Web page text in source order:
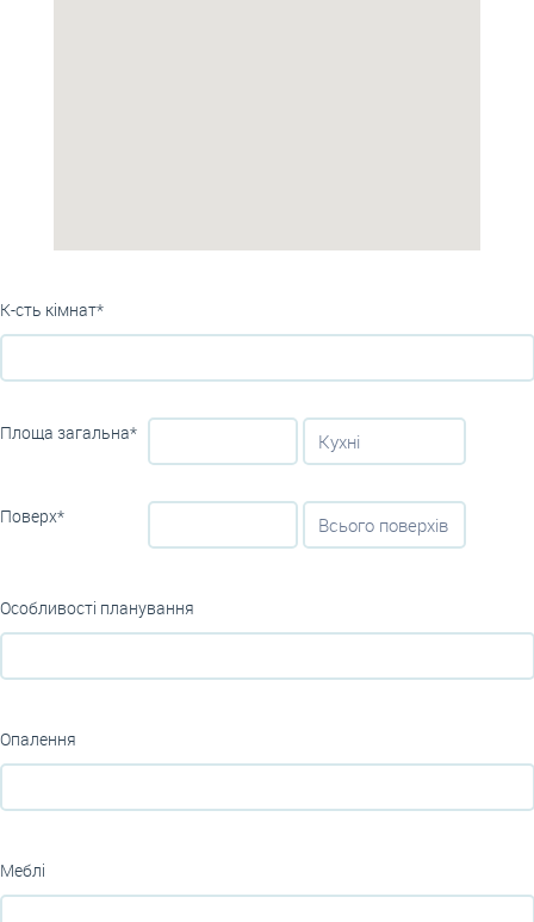
К-сть кімнат*
Площа загальна*
Поверх*
Особливості планування
Опалення
Меблі